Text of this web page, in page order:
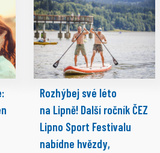
Rozhýbej své léto
na Lipně! Další ročník ČEZ
Lipno Sport Festivalu
nabídne hvězdy,